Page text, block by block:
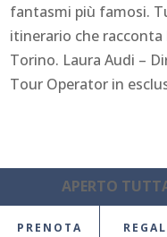
fantasmi più famosi.
itinerario che
Torino. Laura Audi –
Tour Operator in
APERTO
PRENOTA